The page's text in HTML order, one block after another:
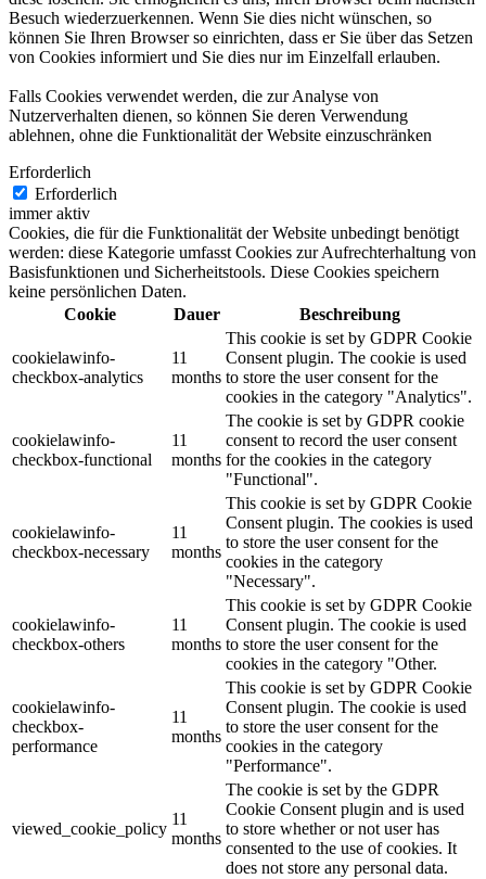
Besuch wiederzuerkennen. Wenn Sie dies nicht wünschen, so
können Sie Ihren Browser so einrichten, dass er Sie über das Setzen
von Cookies informiert und Sie dies nur im Einzelfall erlauben.
Falls Cookies verwendet werden, die zur Analyse von
Nutzerverhalten dienen, so können Sie deren Verwendung
ablehnen, ohne die Funktionalität der Website einzuschränken
Erforderlich
Erforderlich
immer aktiv
Cookies, die für die Funktionalität der Website unbedingt benötigt
werden: diese Kategorie umfasst Cookies zur Aufrechterhaltung von
Basisfunktionen und Sicherheitstools. Diese Cookies speichern
keine persönlichen Daten.
Cookie
Dauer Beschreibung
cookielawinfo-
checkbox-analytics
11
months
This cookie is set by GDPR Cookie
Consent plugin. The cookie is used
to store the user consent for the
cookies in the category "Analytics".
cookielawinfo-
checkbox-functional
11
months
The cookie is set by GDPR cookie
consent to record the user consent
for the cookies in the category
"Functional".
cookielawinfo-
checkbox-necessary
11
months
This cookie is set by GDPR Cookie
Consent plugin. The cookies is used
to store the user consent for the
cookies in the category
"Necessary".
cookielawinfo-
checkbox-others
11
months
This cookie is set by GDPR Cookie
Consent plugin. The cookie is used
to store the user consent for the
cookies in the category "Other.
cookielawinfo-
checkbox-
performance
11
months
This cookie is set by GDPR Cookie
Consent plugin. The cookie is used
to store the user consent for the
cookies in the category
"Performance".
viewed_cookie_policy
11
months
The cookie is set by the GDPR
Cookie Consent plugin and is used
to store whether or not user has
consented to the use of cookies. It
does not store any personal data.